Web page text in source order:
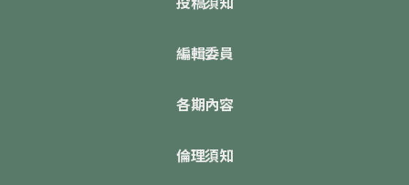
編輯委員
各期內容
倫理須知